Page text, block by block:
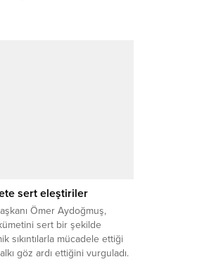
sert eleştiriler
Ömer Aydoğmuş,
sert bir şekilde
sıkıntılarla mücadele ettiği
göz ardı ettiğini vurguladı.